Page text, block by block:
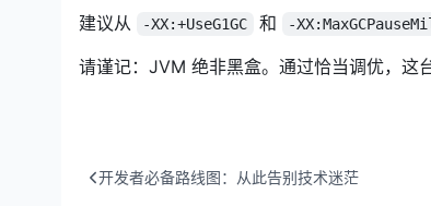
建议从
-XX:+UseG1GC 和 -
请谨记：JVM 绝非黑盒。通过恰当调优，这
开发者必备路线图：从此告别技术迷茫